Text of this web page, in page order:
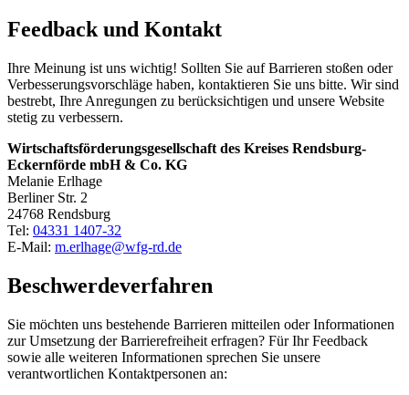
Feedback und Kontakt
Ihre Meinung ist uns wichtig! Sollten Sie auf Barrieren stoßen oder
Verbesserungsvorschläge haben, kontaktieren Sie uns bitte. Wir sind
bestrebt, Ihre Anregungen zu berücksichtigen und unsere Website
stetig zu verbessern.
Wirtschaftsförderungsgesellschaft des Kreises Rendsburg-
Eckernförde mbH & Co. KG
Melanie Erlhage
Berliner Str. 2
24768 Rendsburg
Tel: 04331 1407-32
E-Mail: m.erlhage@wfg-rd.de
Beschwerdeverfahren
Sie möchten uns bestehende Barrieren mitteilen oder Informationen
zur Umsetzung der Barrierefreiheit erfragen? Für Ihr Feedback
sowie alle weiteren Informationen sprechen Sie unsere
verantwortlichen Kontaktpersonen an: